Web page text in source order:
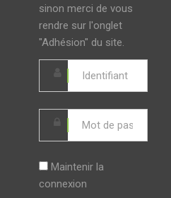
sinon merci de vous
rendre sur l'onglet
"Adhésion" du site.
Maintenir la
connexion